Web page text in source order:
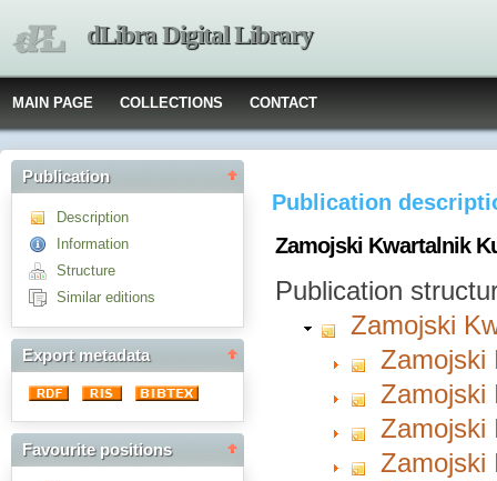
dLibra Digital Library
MAIN PAGE COLLECTIONS CONTACT
Publication
Description
Information
Structure
Similar editions
Export metadata
Favourite positions
Publication
Zamojski Kwartalnik
Publication
Zamojski
Zamojski
Zamojski
Zamojski
Zamojski